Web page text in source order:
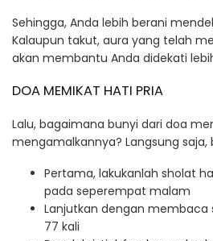
Sehingga, Anda lebih berani
Kalaupun takut, aura yang telah
akan membantu Anda didekati
DOA MEMIKAT HATI PRIA
Lalu, bagaimana bunyi dari doa
mengamalkannya? Langsung
Pertama, lakukanlah sholat
pada seperempat malam
Lanjutkan dengan membaca
77 kali